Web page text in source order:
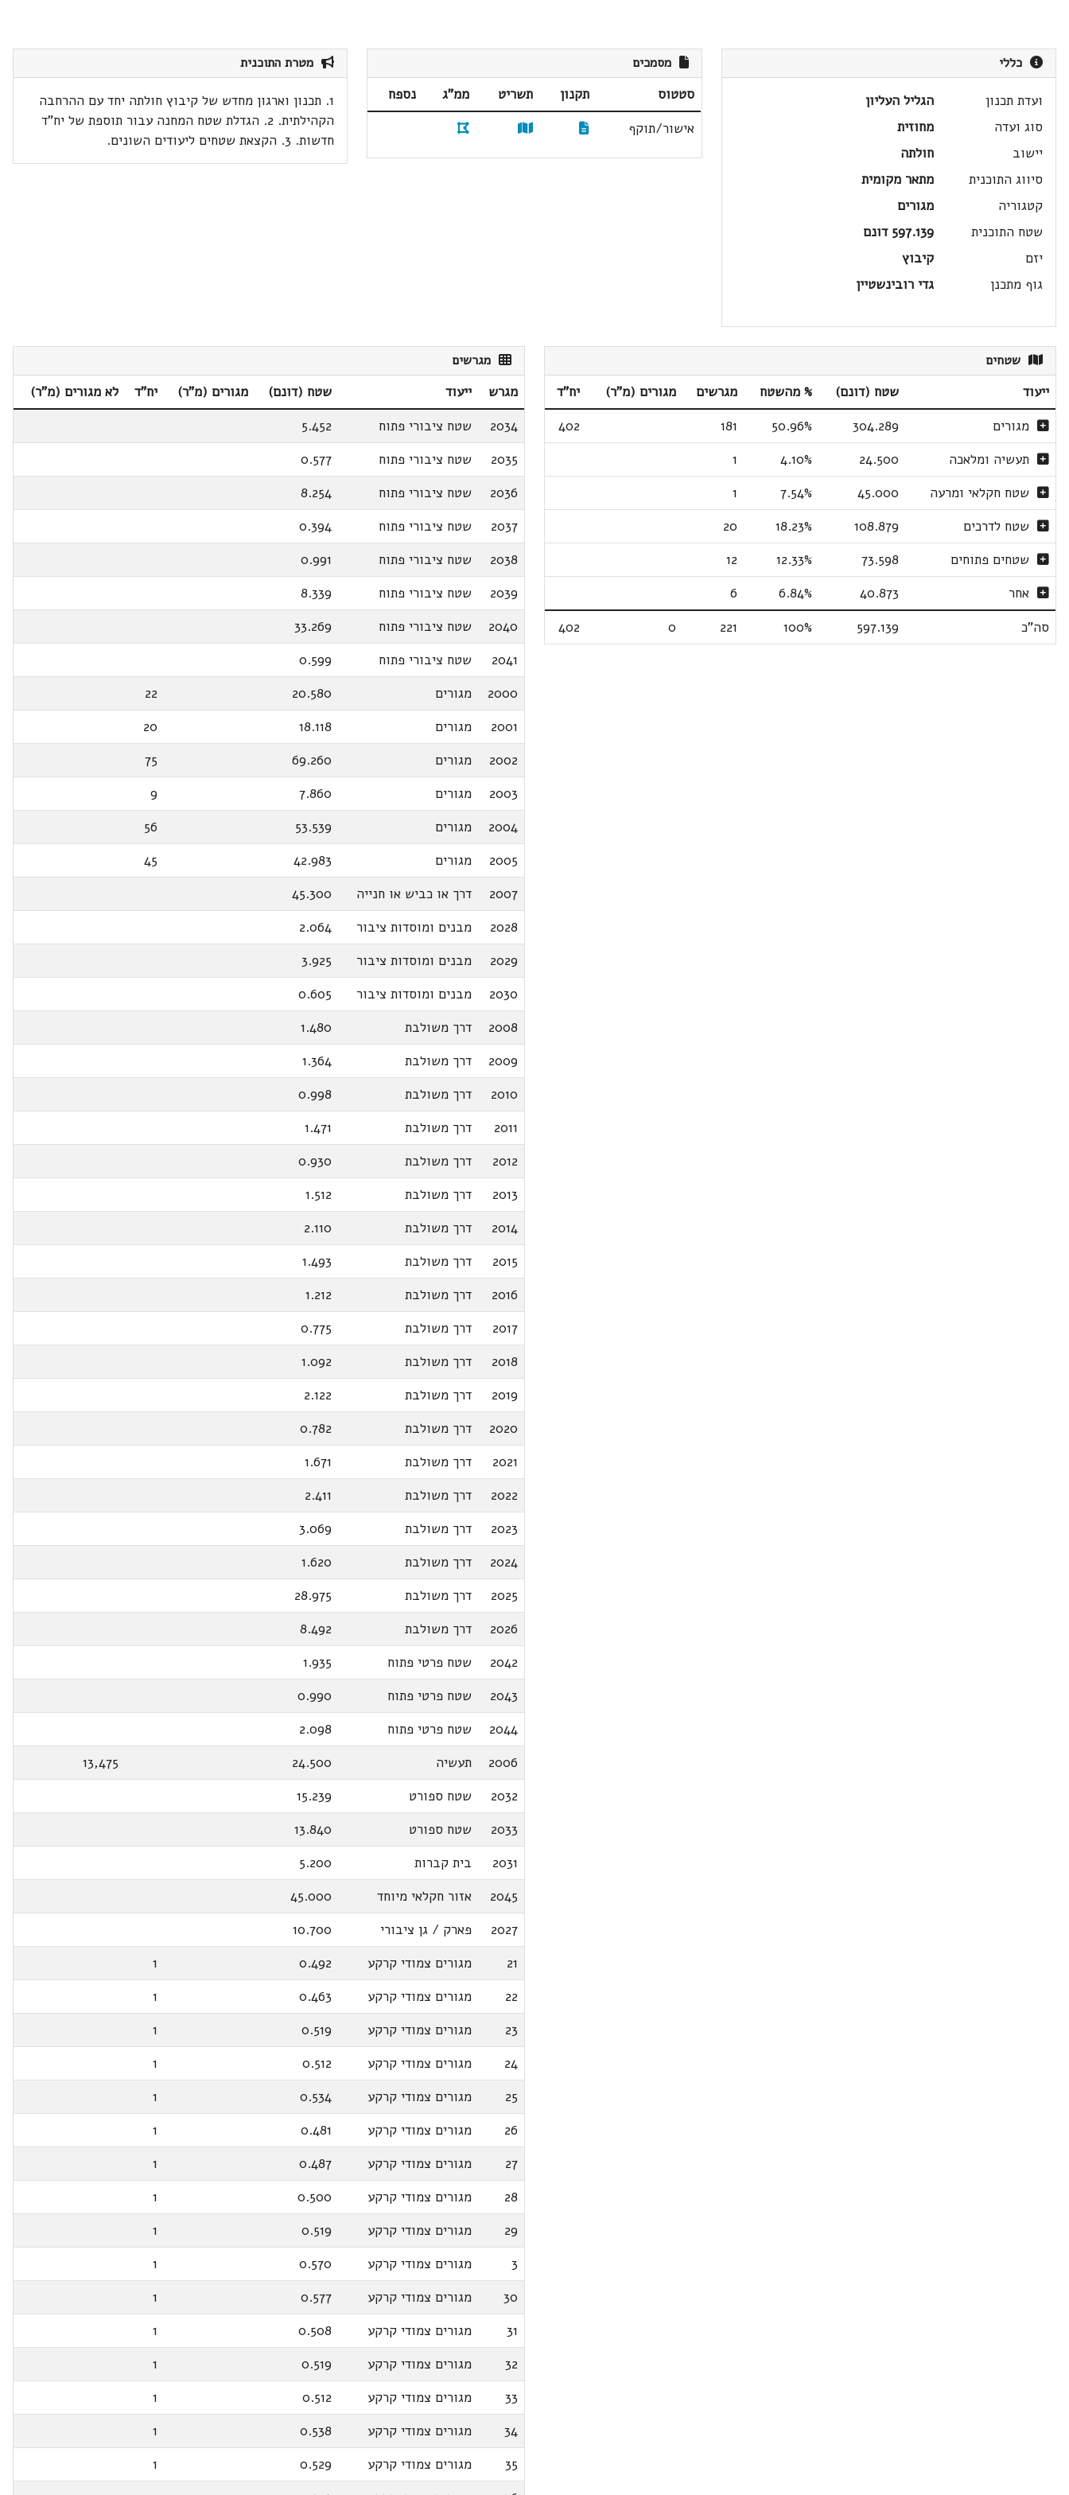
כללי
ועדת תכנון
הגליל העליון
סוג ועדה
מחוזית
יישוב
חולתה
סיווג התוכנית
מתאר מקומית
קטגוריה
מגורים
שטח התוכנית
597.139 דונם
יזם
קיבוץ
גוף מתכנן
גדי רובינשטיין
מסמכים
סטטוס תקנון תשריט ממ"ג
נספח
אישור/תוקף
מטרת התוכנית
1. תכנון וארגון מחדש של קיבוץ חולתה יחד עם ההרחבה
הקהילתית. 2. הגדלת שטח המחנה עבור תוספת של יח"ד
חדשות. 3. הקצאת שטחים ליעודים השונים.
שטחים
ייעוד שטח (דונם) % מהשטח מגרשים מגורים (מ"ר)
יח"ד
מגורים
304.289
50.96%
181
402
תעשיה ומלאכה
24.500
4.10%
1
שטח חקלאי ומרעה
45.000
7.54%
1
שטח לדרכים
108.879
18.23%
20
שטחים פתוחים
73.598
12.33%
12
אחר
40.873
6.84%
6
סה"כ
597.139
100%
221
0
402
מגרשים
מגרש ייעוד שטח (דונם) מגורים (מ"ר) יח"ד
לא מגורים (מ"ר)
2034
שטח ציבורי פתוח
5.452
2035
שטח ציבורי פתוח
0.577
2036
שטח ציבורי פתוח
8.254
2037
שטח ציבורי פתוח
0.394
2038
שטח ציבורי פתוח
0.991
2039
שטח ציבורי פתוח
8.339
2040
שטח ציבורי פתוח
33.269
2041
שטח ציבורי פתוח
0.599
2000
מגורים 20.580
22
2001
מגורים 18.118
20
2002
מגורים 69.260
75
2003
מגורים 7.860
9
2004
מגורים 53.539
56
2005
מגורים 42.983
45
2007
דרך או כביש או חנייה
45.300
2028
מבנים ומוסדות ציבור
2.064
2029
מבנים ומוסדות ציבור
3.925
2030
מבנים ומוסדות ציבור
0.605
2008
דרך משולבת
1.480
2009
דרך משולבת
1.364
2010
דרך משולבת
0.998
2011
דרך משולבת
1.471
2012
דרך משולבת
0.930
2013
דרך משולבת
1.512
2014
דרך משולבת
2.110
2015
דרך משולבת
1.493
2016
דרך משולבת
1.212
2017
דרך משולבת
0.775
2018
דרך משולבת
1.092
2019
דרך משולבת
2.122
2020
דרך משולבת
0.782
2021
דרך משולבת
1.671
2022
דרך משולבת
2.411
2023
דרך משולבת
3.069
2024
דרך משולבת
1.620
2025
דרך משולבת
28.975
2026
דרך משולבת
8.492
2042
שטח פרטי פתוח
1.935
2043
שטח פרטי פתוח
0.990
2044
שטח פרטי פתוח
2.098
2006
תעשיה 24.500
13,475
2032
שטח ספורט
15.239
2033
שטח ספורט
13.840
2031
בית קברות
5.200
2045
אזור חקלאי מיוחד
45.000
2027
פארק / גן ציבורי
10.700
21
מגורים צמודי קרקע 0.492
1
22
מגורים צמודי קרקע 0.463
1
23
מגורים צמודי קרקע 0.519
1
24
מגורים צמודי קרקע 0.512
1
25
מגורים צמודי קרקע 0.534
1
26
מגורים צמודי קרקע 0.481
1
27
מגורים צמודי קרקע 0.487
1
28
מגורים צמודי קרקע 0.500
1
29
מגורים צמודי קרקע 0.519
1
3
מגורים צמודי קרקע 0.570
1
30
מגורים צמודי קרקע 0.577
1
31
מגורים צמודי קרקע 0.508
1
32
מגורים צמודי קרקע 0.519
1
33
מגורים צמודי קרקע 0.512
1
34
מגורים צמודי קרקע 0.538
1
35
מגורים צמודי קרקע 0.529
1